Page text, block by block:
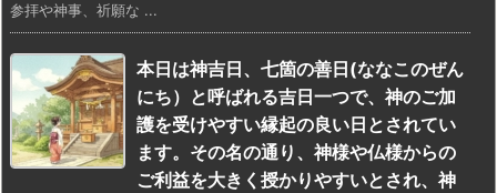
参拝や神事、祈願な ...
本日は神吉日、七箇の善日(ななこのぜん
にち）と呼ばれる吉日一つで、神のご加
護を受けやすい縁起の良い日とされてい
ます。その名の通り、神様や仏様からの
ご利益を大きく授かりやすいとされ、神